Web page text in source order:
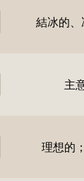
結冰的、
主
理想的